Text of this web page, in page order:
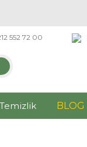
552 72 00
Temizlik BLOG